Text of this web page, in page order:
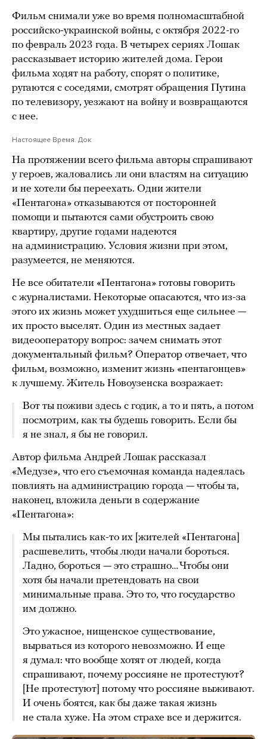
Фильм снимали уже во время полномасштабной
российско-украинской войны, с октября 2022-го
по февраль 2023 года. В четырех сериях Лошак
рассказывает историю жителей дома. Герои
фильма ходят на работу, спорят о политике,
ругаются с соседями, смотрят обращения Путина
по телевизору, уезжают на войну и возвращаются
с нее.
Настоящее Время. Док
На протяжении всего фильма авторы спрашивают
у героев, жаловались ли они властям на ситуацию
и не хотели бы переехать. Одни жители
«Пентагона» отказываются от посторонней
помощи и пытаются сами обустроить свою
квартиру, другие годами надеются
на администрацию. Условия жизни при этом,
разумеется, не меняются.
Не все обитатели «Пентагона» готовы говорить
с журналистами. Некоторые опасаются, что из-за
этого их жизнь может ухудшиться еще сильнее —
их просто выселят. Один из местных задает
видеооператору вопрос: зачем снимать этот
документальный фильм? Оператор отвечает, что
фильм, возможно, изменит жизнь «пентагонцев»
к лучшему. Житель Новоузенска возражает:
Вот ты поживи здесь с годик, а то и пять, а потом
посмотрим, как ты будешь говорить. Если бы
я не знал, я бы не говорил.
Автор фильма Андрей Лошак рассказал
«Медузе», что его съемочная команда надеялась
повлиять на администрацию города — чтобы та,
наконец, вложила деньги в содержание
«Пентагона»:
Мы пытались как-то их [жителей «Пентагона]
расшевелить, чтобы люди начали бороться.
Ладно, бороться — это страшно… Чтобы они
хотя бы начали претендовать на свои
минимальные права. Это то, что государство
им должно.
Это ужасное, нищенское существование,
вырваться из которого невозможно. И еще
я думал: что вообще хотят от людей, когда
спрашивают, почему россияне не протестуют?
[Не протестуют] потому что россияне выживают.
И очень боятся, как бы даже такая жизнь
не стала хуже. На этом страхе все и держится.